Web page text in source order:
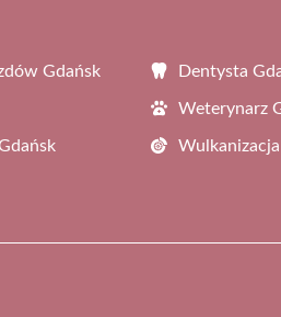
Gdańsk Dentysta
Weterynarz